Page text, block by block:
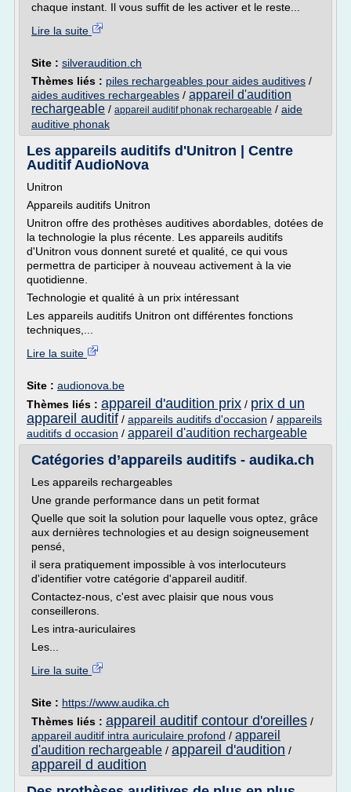
chaque instant. Il vous suffit de les activer et le reste...
Lire la suite
Site : silveraudition.ch
Thèmes liés : piles rechargeables pour aides auditives /
aides auditives rechargeables / appareil d'audition
rechargeable / appareil auditif phonak rechargeable / aide
auditive phonak
Les appareils auditifs d'Unitron | Centre
Auditif AudioNova
Unitron
Appareils auditifs Unitron
Unitron offre des prothèses auditives abordables, dotées de
la technologie la plus récente. Les appareils auditifs
d'Unitron vous donnent sureté et qualité, ce qui vous
permettra de participer à nouveau activement à la vie
quotidienne.
Technologie et qualité à un prix intéressant
Les appareils auditifs Unitron ont différentes fonctions
techniques,...
Lire la suite
Site : audionova.be
Thèmes liés : appareil d'audition prix / prix d un
appareil auditif / appareils auditifs d'occasion / appareils
auditifs d occasion / appareil d'audition rechargeable
Catégories d’appareils auditifs - audika.ch
Les appareils rechargeables
Une grande performance dans un petit format
Quelle que soit la solution pour laquelle vous optez, grâce
aux dernières technologies et au design soigneusement
pensé,
il sera pratiquement impossible à vos interlocuteurs
d'identifier votre catégorie d'appareil auditif.
Contactez-nous, c'est avec plaisir que nous vous
conseillerons.
Les intra-auriculaires
Les...
Lire la suite
Site : https://www.audika.ch
Thèmes liés : appareil auditif contour d'oreilles /
appareil auditif intra auriculaire profond / appareil
d'audition rechargeable / appareil d'audition /
appareil d audition